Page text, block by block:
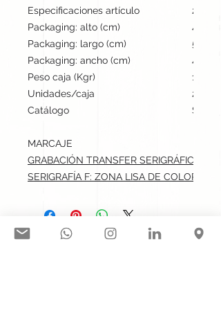
Especificaciones artículo
26
Packaging: alto (cm)
40
Packaging: largo (cm)
59
Packaging: ancho (cm)
48
Peso caja (Kgr)
13
Unidades/caja
200
Catálogo
Stock
MARCAJE
GRABACIÓN TRANSFER SERIGRÁFICO:
SERIGRAFÍA F: ZONA LISA DE